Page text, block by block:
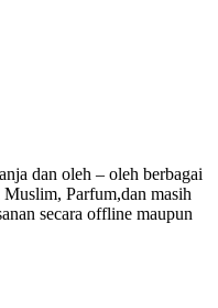
dan oleh – oleh berbagai
Parfum,dan masih
secara offline maupun